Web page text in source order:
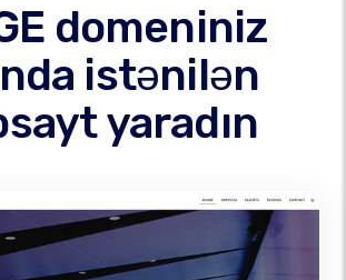
domeniniz
istənilən
yaradın